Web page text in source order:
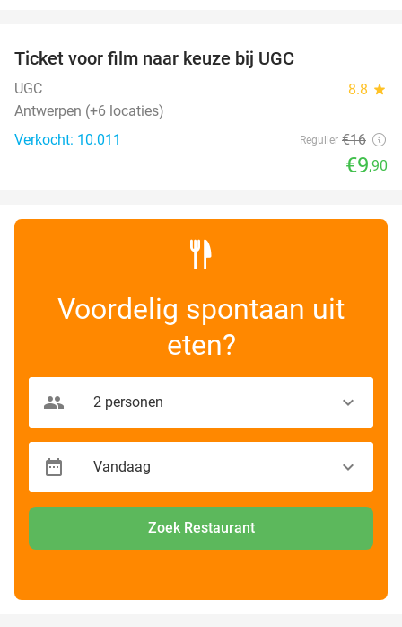
Ticket voor film naar keuze bij UGC
UGC 8.8 star
Antwerpen (+6 locaties)
Verkocht: 10.011
Regulier €16
€9,90
Voordelig spontaan uit
eten?
Zoek Restaurant